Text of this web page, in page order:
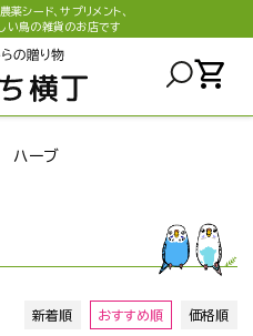
シード、サプリメント、
い鳥の雑貨のお店です
shopping_cart
ハーブ
新着順 おすすめ順 価格順